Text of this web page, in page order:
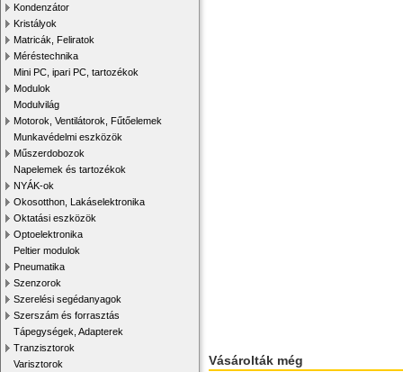
Kondenzátor
Kristályok
Matricák, Feliratok
Méréstechnika
Mini PC, ipari PC, tartozékok
Modulok
Modulvilág
Motorok, Ventilátorok, Fűtőelemek
Munkavédelmi eszközök
Műszerdobozok
Napelemek és tartozékok
NYÁK-ok
Okosotthon, Lakáselektronika
Oktatási eszközök
Optoelektronika
Peltier modulok
Pneumatika
Szenzorok
Szerelési segédanyagok
Szerszám és forrasztás
Tápegységek, Adapterek
Tranzisztorok
Varisztorok
Vásárolták még